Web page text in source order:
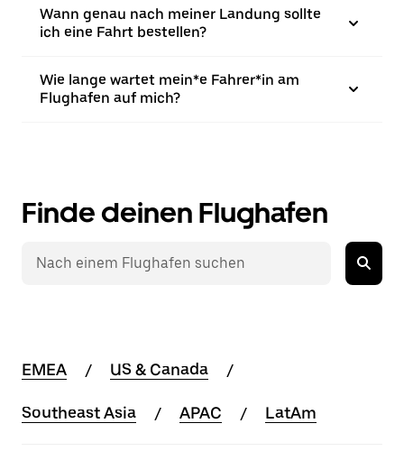
Wann genau nach meiner Landung sollte
ich eine Fahrt bestellen?
Wie lange wartet mein*e Fahrer*in am
Flughafen auf mich?
Finde deinen Flughafen
EMEA US & Canada
Southeast Asia APAC LatAm